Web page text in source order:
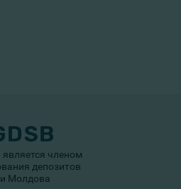
является членом
депозитов
Молдова